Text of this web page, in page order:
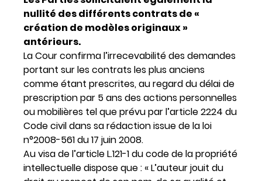
nullité des différents contrats de «
création de modèles originaux »
antérieurs.
La Cour confirma l’irrecevabilité des demandes
portant sur les contrats les plus anciens
comme étant prescrites, au regard du délai de
prescription par 5 ans des actions personnelles
ou mobilières tel que prévu par l’article 2224 du
Code civil dans sa rédaction issue de la loi
n°2008-561 du 17 juin 2008.
Au visa de l’article L.121-1 du code de la propriété
intellectuelle dispose que : « L’auteur jouit du